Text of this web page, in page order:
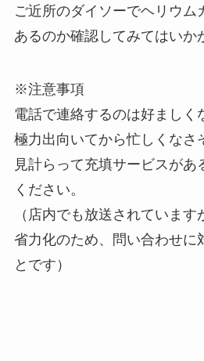
ご近所のダイソーでヘリウム
あるのか確認してみてはいか
※注意事項
電話で連絡するのは好ましく
極力出向いてから忙しくなさ
見計らって充填サービスがあ
ください。
（店内でも放送されていま
省力化のため、問い合わせに
とです）